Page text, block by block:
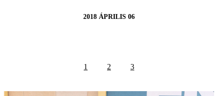
2018 ÁPRILIS 06
1 2 3